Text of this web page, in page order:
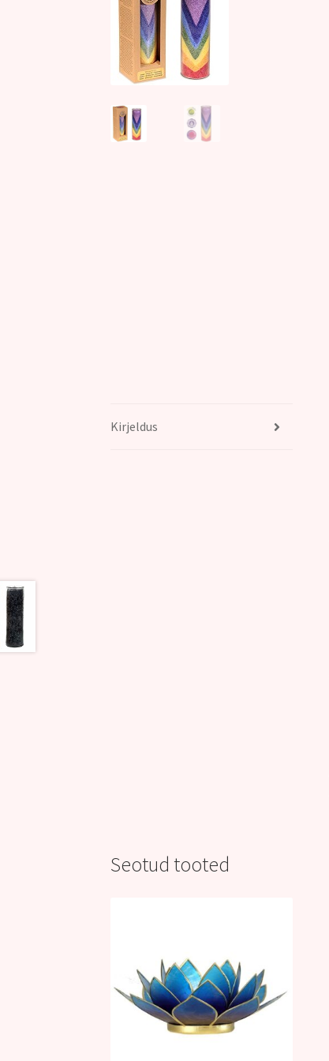
Kirjeldus
Seotud tooted